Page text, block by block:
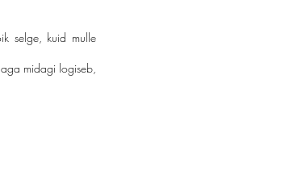
selge, kuid mulle
midagi logiseb,